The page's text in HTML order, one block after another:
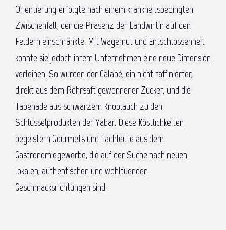
Orientierung erfolgte nach einem krankheitsbedingten
Zwischenfall, der die Präsenz der Landwirtin auf den
Feldern einschränkte. Mit Wagemut und Entschlossenheit
konnte sie jedoch ihrem Unternehmen eine neue Dimension
verleihen. So wurden der Galabé, ein nicht raffinierter,
direkt aus dem Rohrsaft gewonnener Zucker, und die
Tapenade aus schwarzem Knoblauch zu den
Schlüsselprodukten der Yabar. Diese Köstlichkeiten
begeistern Gourmets und Fachleute aus dem
Gastronomiegewerbe, die auf der Suche nach neuen
lokalen, authentischen und wohltuenden
Geschmacksrichtungen sind.